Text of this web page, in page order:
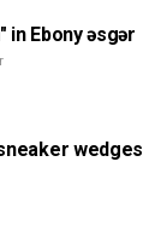
in Ebony əsgər
wedges